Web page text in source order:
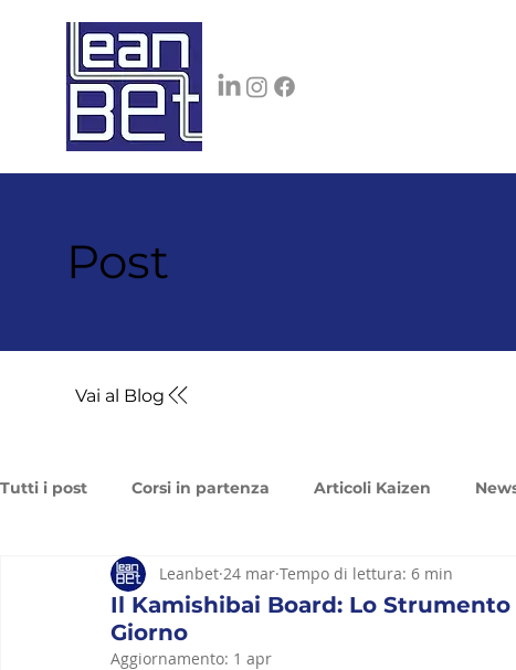
Post
Vai al Blog
Tutti i post Corsi in partenza Articoli Kaizen
Strumenti Lean Lean Hospitality Lean
Il Kamishibai Board: Lo
Giorno
Leanbet 24 mar Tempo di lettura: 6 min
Aggiornamento: 1 apr